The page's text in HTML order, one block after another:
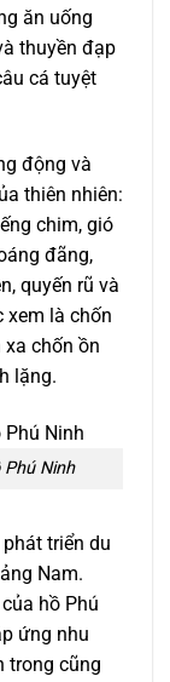
ăn uống
thuyền đạp
cá tuyệt
động và
thiên nhiên:
chim, gió
đãng,
quyến rũ và
xem là chốn
chốn ồn
lặng.
Ninh
triển du
Nam.
hồ Phú
ứng nhu
trong cũng